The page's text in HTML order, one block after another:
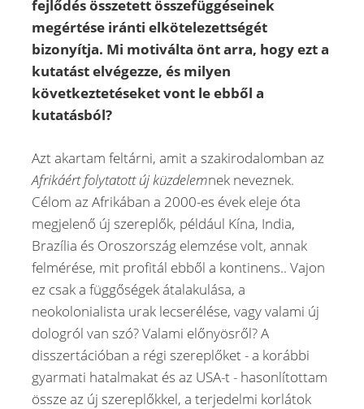
fejlődés összetett összefüggéseinek
megértése iránti elkötelezettségét
bizonyítja. Mi motiválta önt arra, hogy ezt a
kutatást elvégezze, és milyen
következtetéseket vont le ebből a
kutatásból?
Azt akartam feltárni, amit a szakirodalomban az
Afrikáért folytatott új küzdelemnek neveznek.
Célom az Afrikában a 2000-es évek eleje óta
megjelenő új szereplők, például Kína, India,
Brazília és Oroszország elemzése volt, annak
felmérése, mit profitál ebből a kontinens.. Vajon
ez csak a függőségek átalakulása, a
neokolonialista urak lecserélése, vagy valami új
dologról van szó? Valami előnyösről? A
disszertációban a régi szereplőket - a korábbi
gyarmati hatalmakat és az USA-t - hasonlítottam
össze az új szereplőkkel, a terjedelmi korlátok